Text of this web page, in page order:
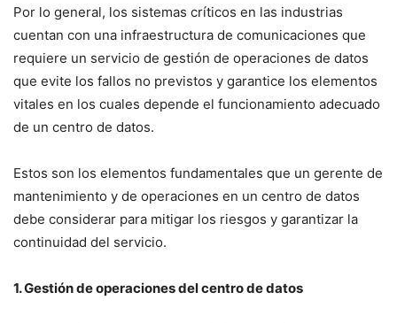
Por lo general, los sistemas críticos en las industrias
cuentan con una infraestructura de comunicaciones que
requiere un servicio de gestión de operaciones de datos
que evite los fallos no previstos y garantice los elementos
vitales en los cuales depende el funcionamiento adecuado
de un centro de datos.
Estos son los elementos fundamentales que un gerente de
mantenimiento y de operaciones en un centro de datos
debe considerar para mitigar los riesgos y garantizar la
continuidad del servicio.
1. Gestión de operaciones del centro de datos